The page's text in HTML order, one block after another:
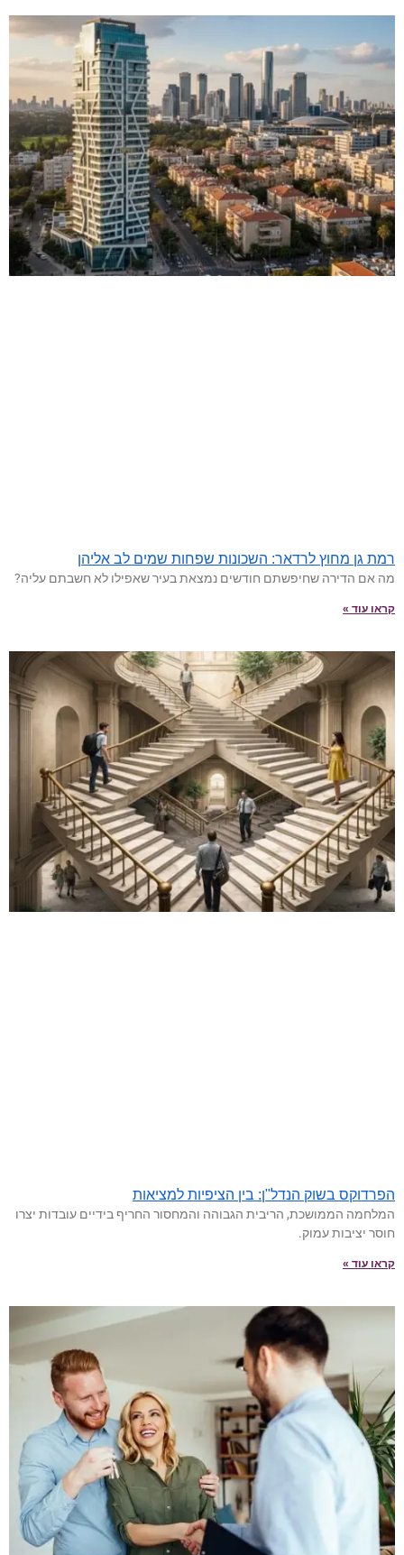
רמת גן מחוץ לרדאר: השכונות שפחות שמים לב אליהן
מה אם הדירה שחיפשתם חודשים נמצאת בעיר שאפילו לא חשבתם עליה?
קראו עוד »
הפרדוקס בשוק הנדל"ן: בין הציפיות למציאות
המלחמה הממושכת, הריבית הגבוהה והמחסור החריף בידיים עובדות יצרו
חוסר יציבות עמוק.
קראו עוד »